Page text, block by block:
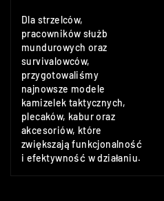
Dla strzelców,
pracowników służb
mundurowych oraz
survivalowców,
przygotowaliśmy
najnowsze modele
kamizelek taktycznych,
plecaków, kabur oraz
akcesoriów, które
zwiększają funkcjonalność
i efektywność w działaniu.